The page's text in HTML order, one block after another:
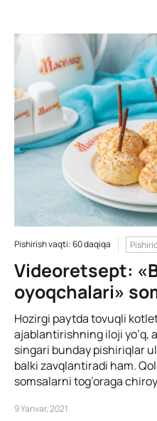
Pishirish vaqti: 60 daqiqa
Videoretsept:
oyoqchalari»
Hozirgi paytda tovuqli
ajablantirishning iloji yo’q,
singari bunday pishiriqlar
balki zavqlantiradi ham.
somsalarni tog’oraga
9 Yanvar, 2021